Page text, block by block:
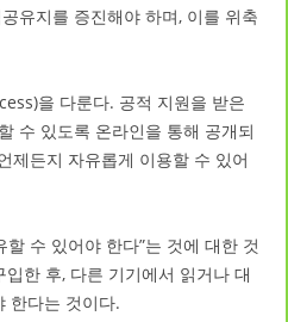
유지를 증진해야 하며, 이를 위축
을 다룬다. 공적 지원을 받은
수 있도록 온라인을 통해 공개되
제든지 자유롭게 이용할 수 있어
수 있어야 한다”는 것에 대한 것
한 후, 다른 기기에서 읽거나 대
한다는 것이다.